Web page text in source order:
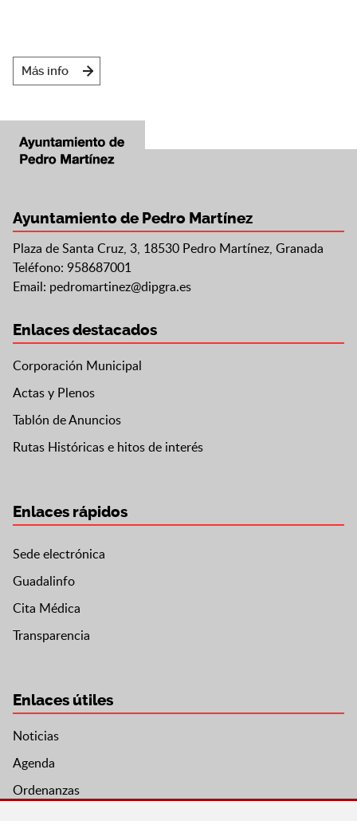
Más info
Ayuntamiento de Pedro Martínez
Plaza de Santa Cruz, 3, 18530 Pedro Martínez, Granada
Teléfono: 958687001
Email: pedromartinez@dipgra.es
Enlaces destacados
Corporación Municipal
Actas y Plenos
Tablón de Anuncios
Rutas Históricas e hitos de interés
Enlaces rápidos
Sede electrónica
Guadalinfo
Cita Médica
Transparencia
Enlaces útiles
Noticias
Agenda
Ordenanzas